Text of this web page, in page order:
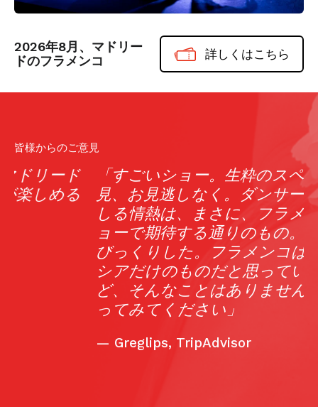
2026年8月、マドリー
ドのフラメンコ
詳しくはこちら
皆様からのご意見
「すごいショー。生粋のスペイン。必
見、お見逃しなく。ダンサーからほとば
しる情熱は、まさに、フラメンコのシ
ョーで期待する通りのもの。この場所に
びっくりした。フラメンコはアンダル
シアだけのものだと思っていたけれ
ど、そんなことはありません。是非行
ってみてください」
Greglips, TripAdvisor